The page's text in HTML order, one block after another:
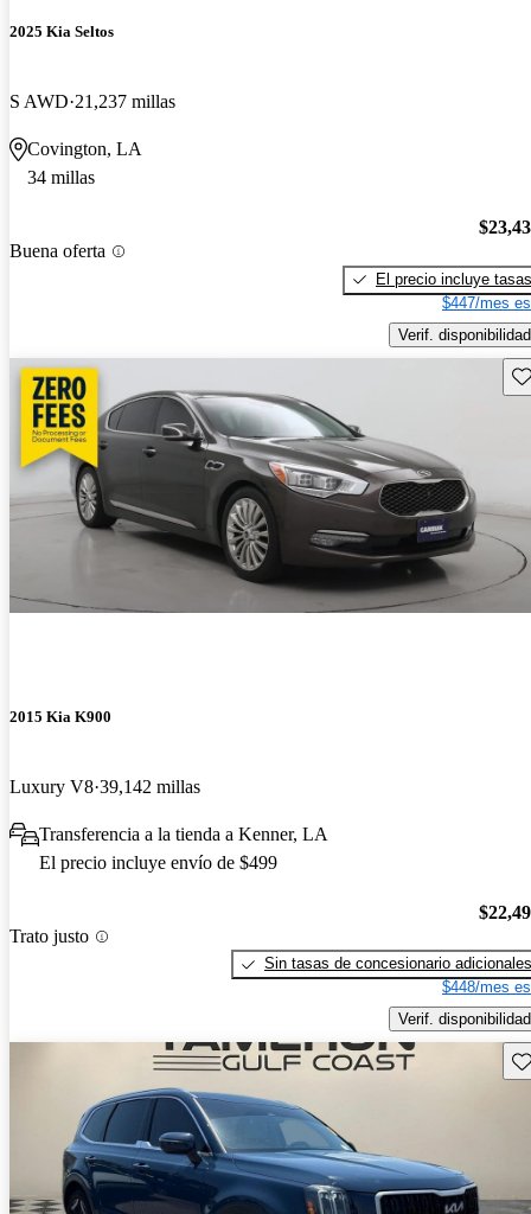
2025 Kia Seltos
S AWD 21,237 millas
Covington, LA
34 millas
Buena oferta
El precio incluye tasas
$447/mes
Verif. disponibilidad
2015 Kia K900
Luxury V8 39,142 millas
Transferencia a la tienda a Kenner, LA
El precio incluye envío de $499
Trato justo
Sin tasas de concesionario adicionales
$448/mes
Verif. disponibilidad